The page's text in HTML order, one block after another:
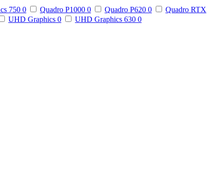
750 0 Quadro P1000 0 Quadro P620 0
Quadro RTX
UHD Graphics 0 UHD Graphics 630 0